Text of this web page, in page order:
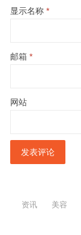
显示名称 *
邮箱 *
网站
资讯 美容